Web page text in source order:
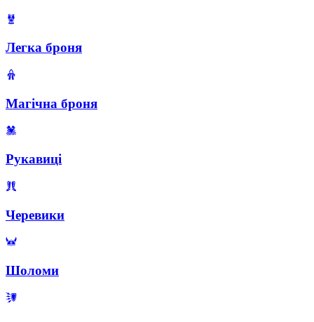
Легка броня
Магічна броня
Рукавиці
Черевики
Шоломи